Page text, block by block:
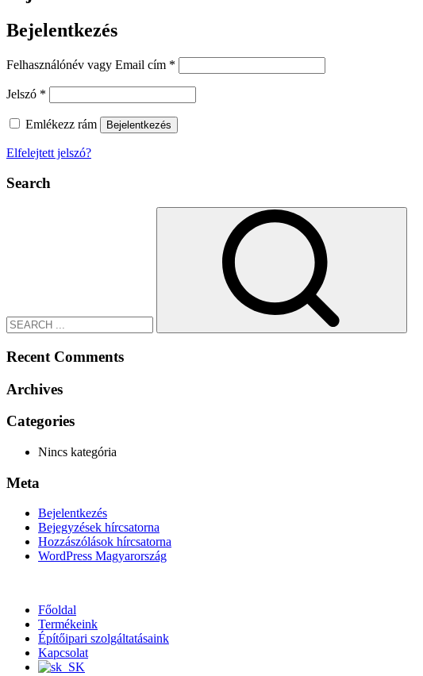
Bejelentkezés
Felhasználónév vagy Email cím *
Jelszó *
Emlékezz rám Bejelentkezés
Elfelejtett jelszó?
Search
Recent Comments
Archives
Categories
Nincs kategória
Meta
Bejelentkezés
Bejegyzések hírcsatorna
Hozzászólások hírcsatorna
WordPress Magyarország
Főoldal
Termékeink
Építőipari szolgáltatásaink
Kapcsolat